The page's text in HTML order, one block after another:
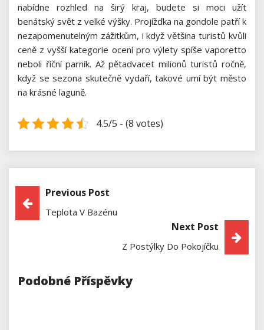
nabídne rozhled na širý kraj, budete si moci užít
benátský svět z velké výšky. Projížďka na gondole patří k
nezapomenutelným zážitkům, i když většina turistů kvůli
ceně z vyšší kategorie ocení pro výlety spíše vaporetto
neboli říční parník. Až pětadvacet milionů turistů ročně,
když se sezona skutečně vydaří, takové umí být město
na krásné laguně.
4.5/5 - (8 votes)
Navigace
Pro
Previous Post
Teplota V Bazénu
Next Post
Z Postýlky Do Pokojíčku
Podobné Příspěvky